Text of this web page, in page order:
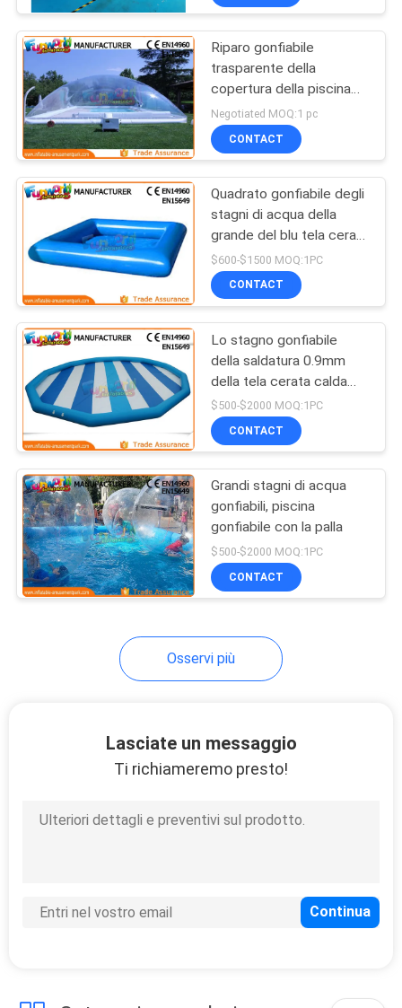
Camere gonfiabili di
rimbalzo
Percorso ad
ostacoli gonfiabili
pallone gonfiabile
zorb
Piscine gonfiabili
di acqua
Riparo gonfiabile
trasparente della
copertura della piscina
della tenda della
copertura dello stagno
del PVC
Negotiated MOQ:1 pc
CONTACT
Quadrato gonfiabile degli
stagni di acqua della
grande del blu tela cerata
del PVC/forma rotonda
$600-$1500 MOQ:1PC
CONTACT
Lo stagno gonfiabile
della saldatura 0.9mm
della tela cerata calda
del PVC fa scorrere per
gli stagni di Inground
$500-$2000 MOQ:1PC
CONTACT
Grandi stagni di acqua
gonfiabili, piscina
gonfiabile con la palla
$500-$2000 MOQ:1PC
CONTACT
Osservi più
Lasciate un messaggio
Ti richiameremo presto!